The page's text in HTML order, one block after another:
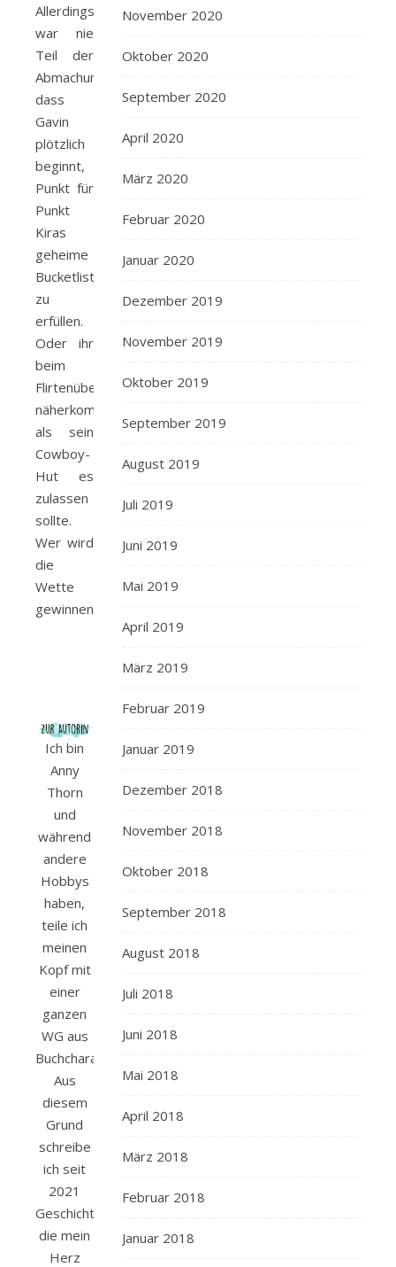
Allerdings
war nie
Teil der
Abmachung,
dass
Gavin
plötzlich
beginnt,
Punkt für
Punkt
Kiras
geheime
Bucketlist
zu
erfüllen.
Oder ihr
beim
Flirtenüben
näherkommt,
als sein
Cowboy-
Hut es
zulassen
sollte.
Wer wird
die
Wette
gewinnen?
Ich bin
Anny
Thorn
und
während
andere
Hobbys
haben,
teile ich
meinen
Kopf mit
einer
ganzen
WG aus
Buchcharakteren.
Aus
diesem
Grund
schreibe
ich seit
2021
Geschichten,
die mein
Herz
November 2020
Oktober 2020
September 2020
April 2020
März 2020
Februar 2020
Januar 2020
Dezember 2019
November 2019
Oktober 2019
September 2019
August 2019
Juli 2019
Juni 2019
Mai 2019
April 2019
März 2019
Februar 2019
Januar 2019
Dezember 2018
November 2018
Oktober 2018
September 2018
August 2018
Juli 2018
Juni 2018
Mai 2018
April 2018
März 2018
Februar 2018
Januar 2018